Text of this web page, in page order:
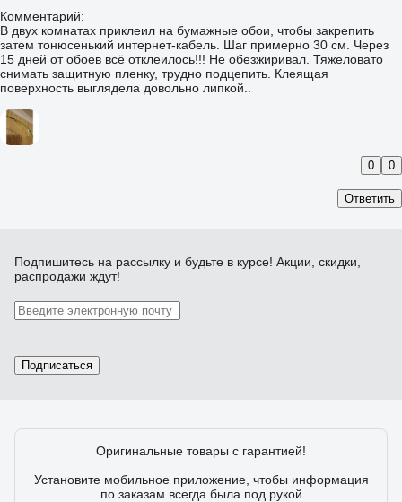
Комментарий:
В двух комнатах приклеил на бумажные обои, чтобы закрепить
затем тонюсенький интернет-кабель. Шаг примерно 30 см. Через
15 дней от обоев всё отклеилось!!! Не обезжиривал. Тяжеловато
снимать защитную пленку, трудно подцепить. Клеящая
поверхность выглядела довольно липкой..
Ответить
0 0
Подпишитесь на рассылку и будьте в курсе! Акции, скидки,
распродажи ждут!
Подписаться
Оригинальные товары с гарантией!
Установите мобильное приложение, чтобы информация
по заказам всегда была под рукой